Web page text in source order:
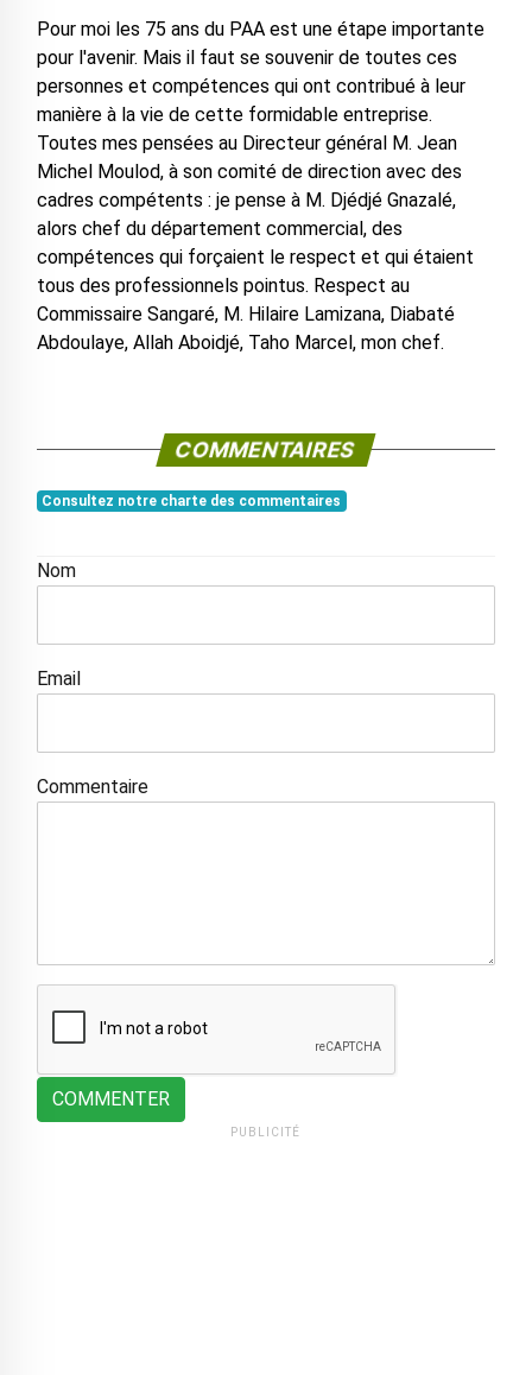
Pour moi les 75 ans du PAA est une étape importante
pour l'avenir. Mais il faut se souvenir de toutes ces
personnes et compétences qui ont contribué à leur
manière à la vie de cette formidable entreprise.
Toutes mes pensées au Directeur général M. Jean
Michel Moulod, à son comité de direction avec des
cadres compétents : je pense à M. Djédjé Gnazalé,
alors chef du département commercial, des
compétences qui forçaient le respect et qui étaient
tous des professionnels pointus. Respect au
Commissaire Sangaré, M. Hilaire Lamizana, Diabaté
Abdoulaye, Allah Aboidjé, Taho Marcel, mon chef.
COMMENTAIRES
Consultez notre charte des commentaires
Nom
Email
Commentaire
COMMENTER
PUBLICITÉ